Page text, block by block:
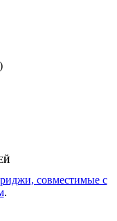
совместимые с
.